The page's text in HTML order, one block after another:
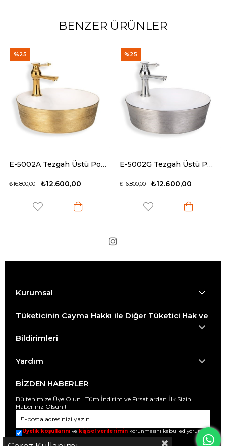
BENZER ÜRÜNLER
E-5002A Tezgah Üstü Porselen Lavabo
₺12.600,00
₺16.800,00
%25
E-5002G Tezgah Üstü Porselen Lavabo
₺12.600,00
₺16.800,00
%25
Kurumsal
Tüketicinin Cayma Hakkı ile Diğer Tüketici Hak ve
Bildirimleri
Yardım
BİZDEN HABERLER
Bültenimize Üye Olun ! Tüm İndirim ve Fırsatlardan İlk Sizin
Haberiniz Olsun !
Üyelik koşullarını ve kişisel verilerimin korunmasını kabul ediyorum.